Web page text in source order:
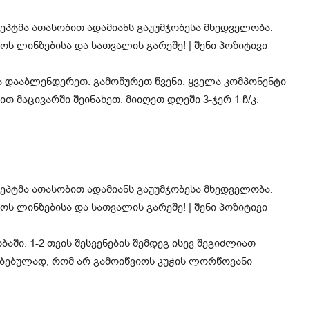
გამოწურეთ წვენი. ყველა კომპონენტი
მაცივარში შეინახეთ. მიიღეთ დღეში 3-ჯერ 1 ჩ/კ.
1-2 თვის შესვენების შემდეგ ისევ შეგიძლიათ
რომ არ გამოიწვიოს კუჭის ლორწოვანი